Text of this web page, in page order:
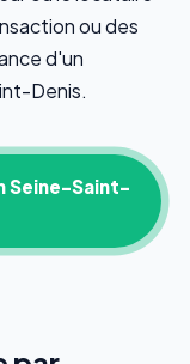
ou des
d'un
Denis.
Seine-Saint-